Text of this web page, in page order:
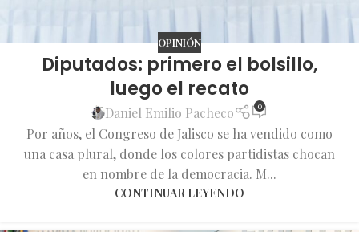
OPINIÓN
Diputados: primero el bolsillo,
luego el recato
Daniel Emilio Pacheco 0
Por años, el Congreso de Jalisco se ha vendido como
una casa plural, donde los colores partidistas chocan
en nombre de la democracia. M...
CONTINUAR LEYENDO